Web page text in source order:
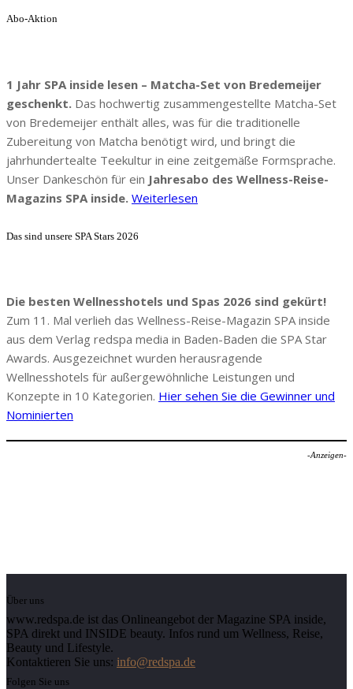
Abo-Aktion
1 Jahr SPA inside lesen – Matcha-Set von Bredemeijer
geschenkt. Das hochwertig zusammengestellte Matcha-Set
von Bredemeijer enthält alles, was für die traditionelle
Zubereitung von Matcha benötigt wird, und bringt die
jahrhundertealte Teekultur in eine zeitgemäße Formsprache.
Unser Dankeschön für ein Jahresabo des Wellness-Reise-
Magazins SPA inside. Weiterlesen
Das sind unsere SPA Stars 2026
Die besten Wellnesshotels und Spas 2026 sind gekürt!
Zum 11. Mal verlieh das Wellness-Reise-Magazin SPA inside
aus dem Verlag redspa media in Baden-Baden die SPA Star
Awards. Ausgezeichnet wurden herausragende
Wellnesshotels für außergewöhnliche Leistungen und
Konzepte in 10 Kategorien. Hier sehen Sie die Gewinner und
Nominierten
-Anzeigen-
Über uns
www.redspa.de ist das Onlineangebot der Magazine SPA inside,
SPA direkt und INSIDE beauty. Infos rund um Wellness, Reise,
Beauty und Lifestyle.
Kontaktieren Sie uns: info@redspa.de
Folgen Sie uns